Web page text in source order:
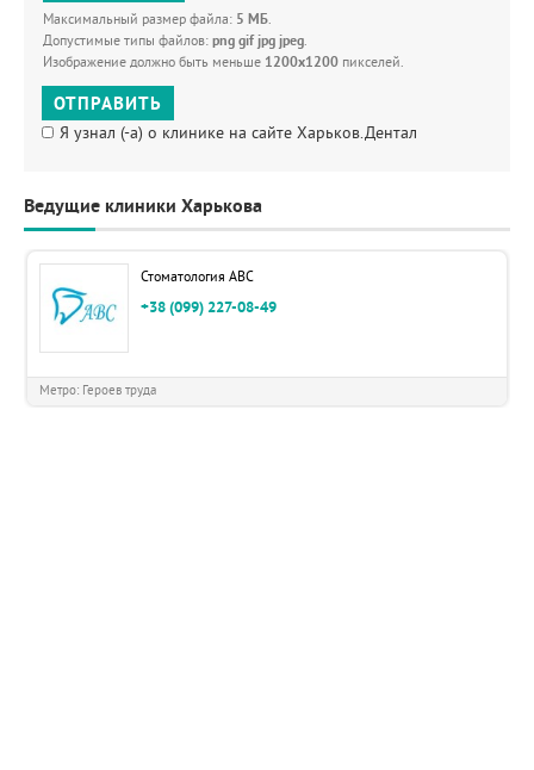
Максимальный размер файла: 5 МБ.
Допустимые типы файлов: png gif jpg jpeg.
Изображение должно быть меньше 1200x1200 пикселей.
ОТПРАВИТЬ
Я узнал (-а) о клинике на сайте Харьков.Дентал
Ведущие клиники Харькова
Стоматология ABC
+38 (099) 227-08-49
Метро: Героев труда